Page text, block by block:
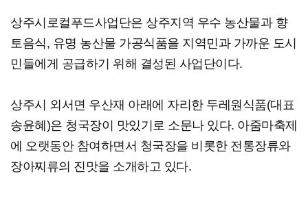
상주시로컬푸드사업단은 상주지역 우수 농산물과 향
토음식, 유명 농산물 가공식품을 지역민과 가까운 도시
민들에게 공급하기 위해 결성된 사업단이다.
상주시 외서면 우산재 아래에 자리한 두레원식품(대표
송윤혜)은 청국장이 맛있기로 소문나 있다. 아줌마축제
에 오랫동안 참여하면서 청국장을 비롯한 전통장류와
장아찌류의 진맛을 소개하고 있다.